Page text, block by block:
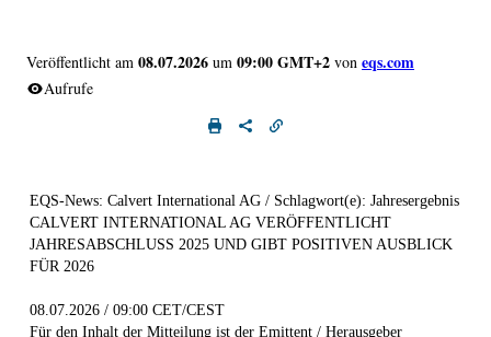
Veröffentlicht am 08.07.2026 um 09:00 GMT+2 von eqs.com
Aufrufe
EQS-News: Calvert International AG / Schlagwort(e): Jahresergebnis
CALVERT INTERNATIONAL AG VERÖFFENTLICHT
JAHRESABSCHLUSS 2025 UND GIBT POSITIVEN AUSBLICK
FÜR 2026
08.07.2026 / 09:00 CET/CEST
Für den Inhalt der Mitteilung ist der Emittent / Herausgeber